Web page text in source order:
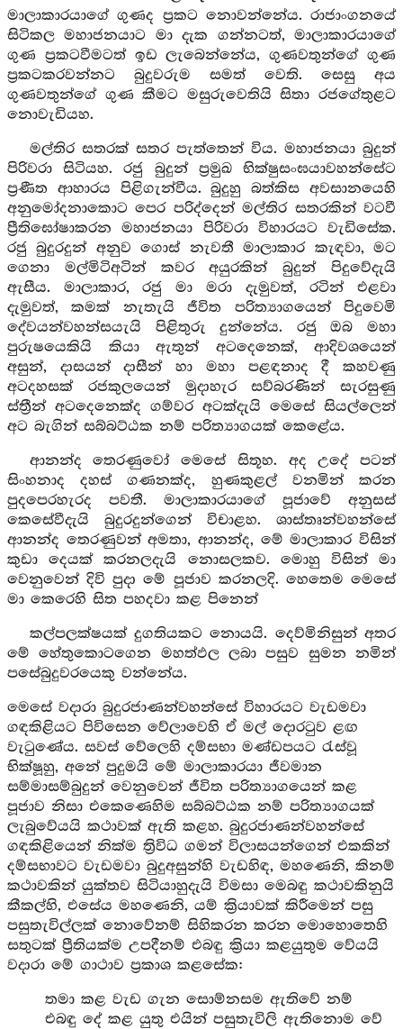
මාලාකාරයාගේ ගුණද ප්‍රකට නොවන්නේය. රාජාංගනයේ
සිටිකල මහාජනයාට මා දැක ගන්නටත්, මාලාකාරයාගේ
ගුණ ප්‍රකටවීමටත් ඉඩ ලැබෙන්නේය, ගුණවතුන්ගේ ගුණ
ප්‍රකටකරවන්නට බුදුවරුම සමත් වෙති. සෙසු අය
ගුණවතුන්ගේ ගුණ කීමට මසුරුවෙතියි සිතා රජගේතුළට
නොවැඩියහ.
මල්තිර සතරක් සතර පැත්තෙන් විය. මහාජනයා බුදුන්
පිරිවරා සිටියහ. රජු බුදුන් ප්‍රමුඛ භික්ෂුසංඝයාවහන්සේට
ප්‍රණීත ආහාරය පිළිගැන්වීය. බුදුහු බත්කිස අවසානයෙහි
අනුමෝදනාකොට පෙර පරිද්දෙන් මල්තිර සතරකින් වටවී
ප්‍රීතිඝෝෂාකරන මහාජනයා පිරිවරා විහාරයට වැඩිසේක.
රජු බුදුරදුන් අනුව ගොස් නැවතී මාලාකාර කැඳවා, මට
ගෙනා මල්මිටිඅටින් කවර අයුරකින් බුදුන් පිදුවේදැයි
ඇසීය. මාලාකාර, රජු මා මරා දැමුවත්, රටින් එළවා
දැමුවත්, කමක් නැතැයි ජීවිත පරිත්‍යාගයෙන් පිදුවෙමි
දේවයන්වහන්සයැයි පිළිතුරු දුන්නේය. රජු ඔබ මහා
පුරුෂයෙකියි කියා ඇතුන් අටදෙනෙක්, ආදිවශයෙන්
අසුන්, දාසයන් දාසීන් හා මහා පළඳනාද දී කහවණු
අටදහසක් රජකුලයෙන් මුදාහැර සව්බරණින් සැරසුණු
ස්ත්‍රීන් අටදෙනෙක්ද ගම්වර අටක්දැයි මෙසේ සියල්ලෙන්
අට බැගින් සබ්බට්ඨක නම් පරිත්‍යාගයක් කෙළේය.
ආනන්ද තෙරණුවෝ මෙසේ සිතූහ. අද උදේ පටන්
සිංහනාද දහස් ගණනක්ද, හුණකුළල් වනමින් කරන
පුදපෙරහැරද පවතී. මාලාකාරයාගේ පූජාවේ අනුසස්
කෙසේවීදැයි බුදුරදුන්ගෙන් විචාළහ. ශාස්තෘන්වහන්සේ
ආනන්ද තෙරණුවන් අමතා, ආනන්ද, මේ මාලාකාර විසින්
කුඩා දෙයක් කරනලදැයි නොසලකව. මොහු විසින් මා
වෙනුවෙන් දිවි පුදා මේ පූජාව කරනලදි. හෙතෙම මෙසේ
මා කෙරෙහි සිත පහදවා කළ පිනෙන්
කල්පලක්ෂයක් දුගතියකට නොයයි. දෙව්මිනිසුන් අතර
මේ හේතුකොටගෙන මහත්ඵල ලබා පසුව සුමන නමින්
පසේබුදුවරයෙකු වන්නේය.
මෙසේ වදාරා බුදුරජාණන්වහන්සේ විහාරයට වැඩමවා
ගඳකිළියට පිවිසෙන වේලාවෙහි ඒ මල් දොරටුව ළඟ
වැටුණේය. සවස් වේලෙහි දම්සභා මණ්ඩපයට රැස්වූ
භික්ෂූහු, අනේ පුදුමයි මේ මාලාකාරයා ජීවමාන
සම්මාසම්බුදුන් වෙනුවෙන් ජීවිත පරිත්‍යාගයෙන් කළ
පූජාව නිසා එකෙණෙහිම සබ්බට්ඨක නම් පරිත්‍යාගයක්
ලැබුවේයයි කථාවක් ඇති කළහ. බුදුරජාණන්වහන්සේ
ගඳකිළියෙන් නික්ම ත්‍රිවිධ ගමන් විලාසයන්ගෙන් එකකින්
දම්සභාවට වැඩමවා බුදුඅසුන්හි වැඩහිඳ, මහණෙනි, කිනම්
කථාවකින් යුක්තව සිටියාහුදැයි විමසා මෙබඳු කථාවකිනුයි
කීකල්හි, එසේය මහණෙනි, යම් ක්‍රියාවක් කිරීමෙන් පසු
පසුතැවිල්ලක් නොවේනම් සිහිකරන කරන මොහොතෙහි
සතුටක් ප්‍රීතියක්ම උපදීනම් එබඳු ක්‍රියා කළයුතුම වේයයි
වදාරා මේ ගාථාව ප්‍රකාශ කළසේක:
තමා කළ වැඩ ගැන සොම්නසම ඇතිවේ නම්
එබඳු දේ කළ යුතු එයින් පසුතැවිලි ඇතිනොම වේ